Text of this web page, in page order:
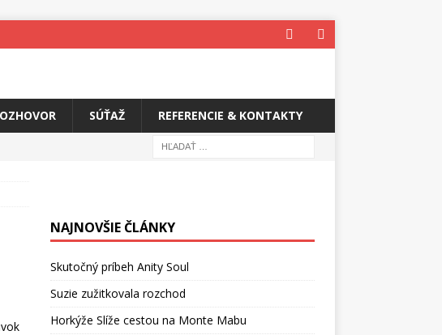
SÚŤAŽ REFERENCIE & KONTAKTY
NAJNOVŠIE ČLÁNKY
Skutočný príbeh Anity Soul
Suzie zužitkovala rozchod
Horkýže Slíže cestou na Monte Mabu